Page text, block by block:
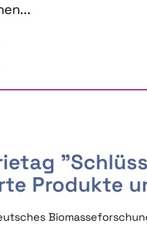
Doctoral Colloquium
Produkte